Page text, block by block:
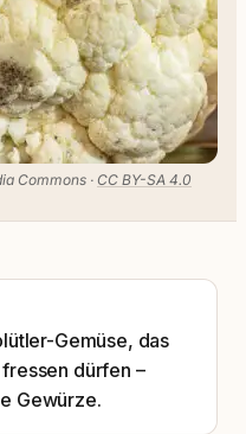
Commons · CC BY-SA 4.0
Gemüse, das
dürfen –
Gewürze.